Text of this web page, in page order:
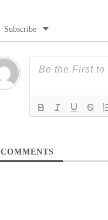
Subscribe
COMMENTS